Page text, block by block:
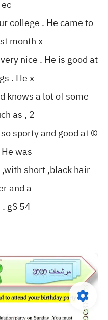
college . He came to
month x
nice . He is good at
. He x
knows a lot of some
as , 2
sporty and good at
was ~
,with short ,black hair
and a
54 really kind . gS